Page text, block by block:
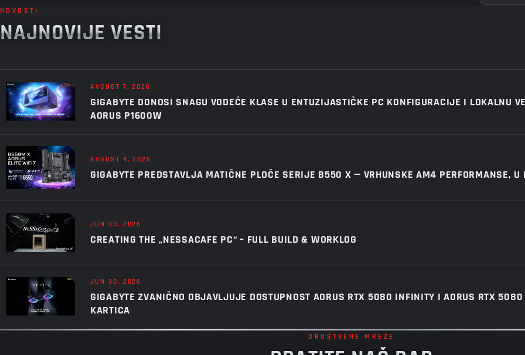
NOVOSTI
NAJNOVIJE VESTI
AVGUST 7, 2026
GIGABYTE DONOSI SNAGU VODEĆE KLASE U ENTUZIJASTIČKE PC KONFIGURACIJE I LOKALNU
AORUS P1600W
AVGUST 4, 2026
GIGABYTE PREDSTAVLJA MATIČNE PLOČE SERIJE B550 X — VRHUNSKE AM4 PERFORMANSE, U
JUN 30, 2026
CREATING THE „NESSACAFE PC“ – FULL BUILD & WORKLOG
JUN 30, 2026
GIGABYTE ZVANIČNO OBJAVLJUJE DOSTUPNOST AORUS RTX 5080 INFINITY I AORUS RTX
KARTICA
DRUŠTVENE MREŽE